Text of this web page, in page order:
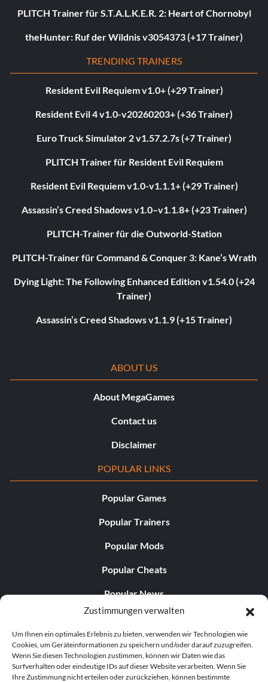
Zustimmungen verwalten
Um Ihnen ein optimales Erlebnis zu bieten, verwenden wir Technologien wie
Cookies, um Geräteinformationen zu speichern und/oder darauf zuzugreifen.
Wenn Sie diesen Technologien zustimmen, können wir Daten wie das
Surfverhalten oder eindeutige IDs auf dieser Website verarbeiten. Wenn Sie
Ihre Zustimmung nicht erteilen oder zurückziehen, können bestimmte
PLITCH Trainer für S.T.A.L.K.E.R. 2: Heart of Chornobyl
theHunter: Ruf der Wildnis v3054373 (+17 Trainer)
TRENDING TRAINERS
Resident Evil Requiem v1.0+ (+29 Trainer)
Resident Evil 4 v1.0-v20260203+ (+36 Trainer)
Euro Truck Simulator 2 v1.57.2.7s (+7 Trainer)
PLITCH Trainer für Resident Evil Requiem
Resident Evil Requiem v1.0-v1.1.1+ (+29 Trainer)
Assassin’s Creed Shadows v1.0–v1.1.8+ (+23 Trainer)
PLITCH-Trainer für die Outworld-Station
PLITCH-Trainer für Command & Conquer 3: Kane’s Wrath
Dying Light: The Following Enhanced Edition v1.54.0 (+24
Trainer)
Assassin’s Creed Shadows v1.1.9 (+15 Trainer)
ABOUT US
About MegaGames
Contact us
Disclaimer
POPULAR LINKS
Popular Games
Popular Trainers
Popular Mods
Popular Cheats
Popular News
Popular Editorials
Popular Free Games
LATEST UPDATES